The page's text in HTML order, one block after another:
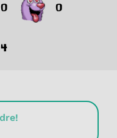
0 0
4